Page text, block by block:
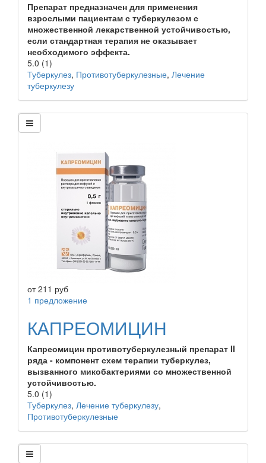
Препарат предназначен для применения
взрослыми пациентам с туберкулезом с
множественной лекарственной устойчивостью,
если стандартная терапия не оказывает
необходимого эффекта.
5.0 (1)
Туберкулез, Противотуберкулезные, Лечение
туберкулезу
от211 руб
1 предложение
КАПРЕОМИЦИН
Капреомицин противотуберкулезный препарат II
ряда - компонент схем терапии туберкулез,
вызванного микобактериями со множественной
устойчивостью.
5.0 (1)
Туберкулез, Лечение туберкулезу,
Противотуберкулезные